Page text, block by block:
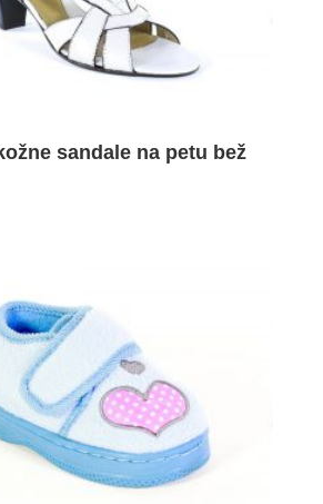
sandale na petu bež